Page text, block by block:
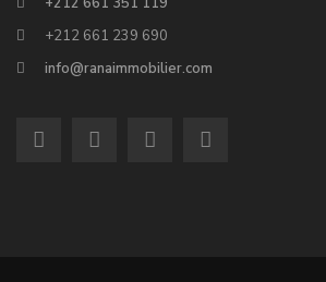
+212 661 239 690
info@ranaimmobilier.com